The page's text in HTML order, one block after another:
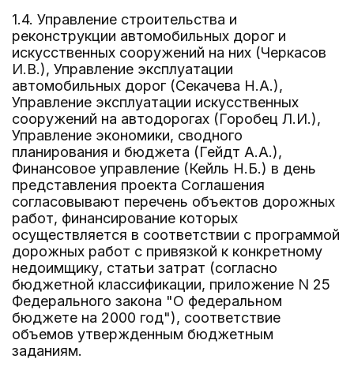
1.4. Управление строительства и
реконструкции автомобильных дорог и
искусственных сооружений на них (Черкасов
И.В.), Управление эксплуатации
автомобильных дорог (Секачева Н.А.),
Управление эксплуатации искусственных
сооружений на автодорогах (Горобец Л.И.),
Управление экономики, сводного
планирования и бюджета (Гейдт А.А.),
Финансовое управление (Кейль Н.Б.) в день
представления проекта Соглашения
согласовывают перечень объектов дорожных
работ, финансирование которых
осуществляется в соответствии с программой
дорожных работ с привязкой к конкретному
недоимщику, статьи затрат (согласно
бюджетной классификации, приложение N 25
Федерального закона "О федеральном
бюджете на 2000 год"), соответствие
объемов утвержденным бюджетным
заданиям.